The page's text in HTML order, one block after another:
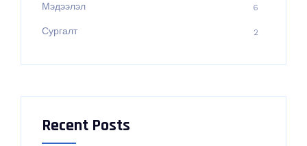
Мэдээлэл 6
Сургалт 2
Recent Posts